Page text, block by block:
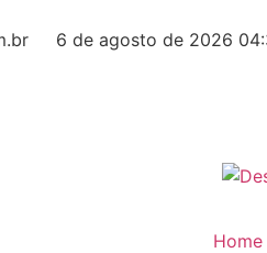
6 de agosto de 2026
Home